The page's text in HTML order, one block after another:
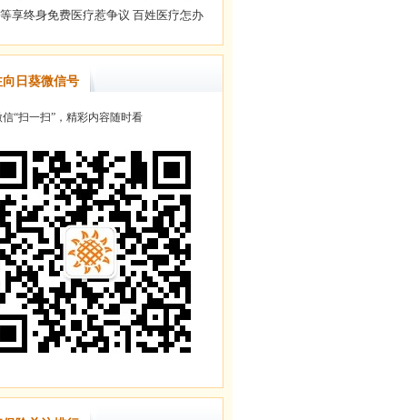
向日葵微信号
“扫一扫”，精彩内容随时看